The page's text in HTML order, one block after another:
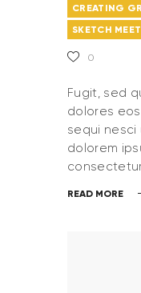
CREATING
SKETCH
0
Fugit, sed
dolores
sequi
dolorem
READ MORE